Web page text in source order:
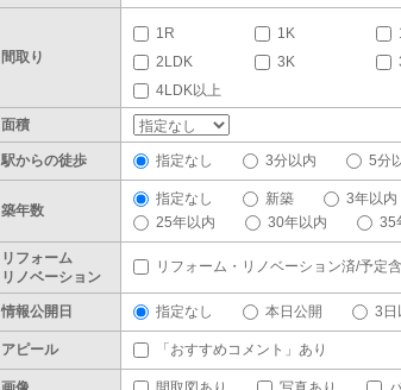
間取り
1R 1K
2LDK
3K
4LDK以上
面積
駅からの徒歩 指定なし 3分以内 5分
築年数
指定なし 新築 3年以内
25年以内
30年以内 35
リフォーム
リノベーション
リフォーム・リノベーション済/予定
情報公開日 指定なし 本日公開 3日
アピール 「おすすめコメント」あり